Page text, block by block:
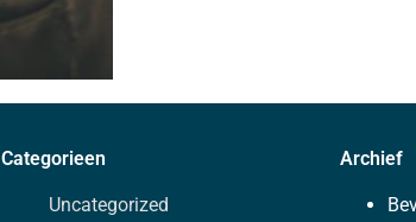
Categorieen
Uncategorized
Archief